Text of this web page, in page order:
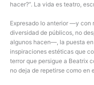
hacer?”. La vida es teatro,
Expresado lo anterior —y con
diversidad de públicos, no
algunos hacen—, la puesta
inspiraciones estéticas que
terror que persigue a Beatrix
no deja de repetirse como en